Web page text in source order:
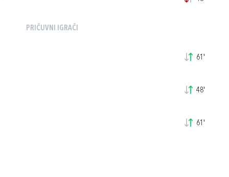
PRIČUVNI IGRAČI
61'
48'
61'